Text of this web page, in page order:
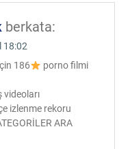
berkata:
18:02
186
porno filmi
izlenme rekoru
ARA